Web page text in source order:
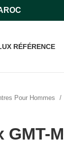
RÉFÉRENCE
Pour Hommes
GMT-